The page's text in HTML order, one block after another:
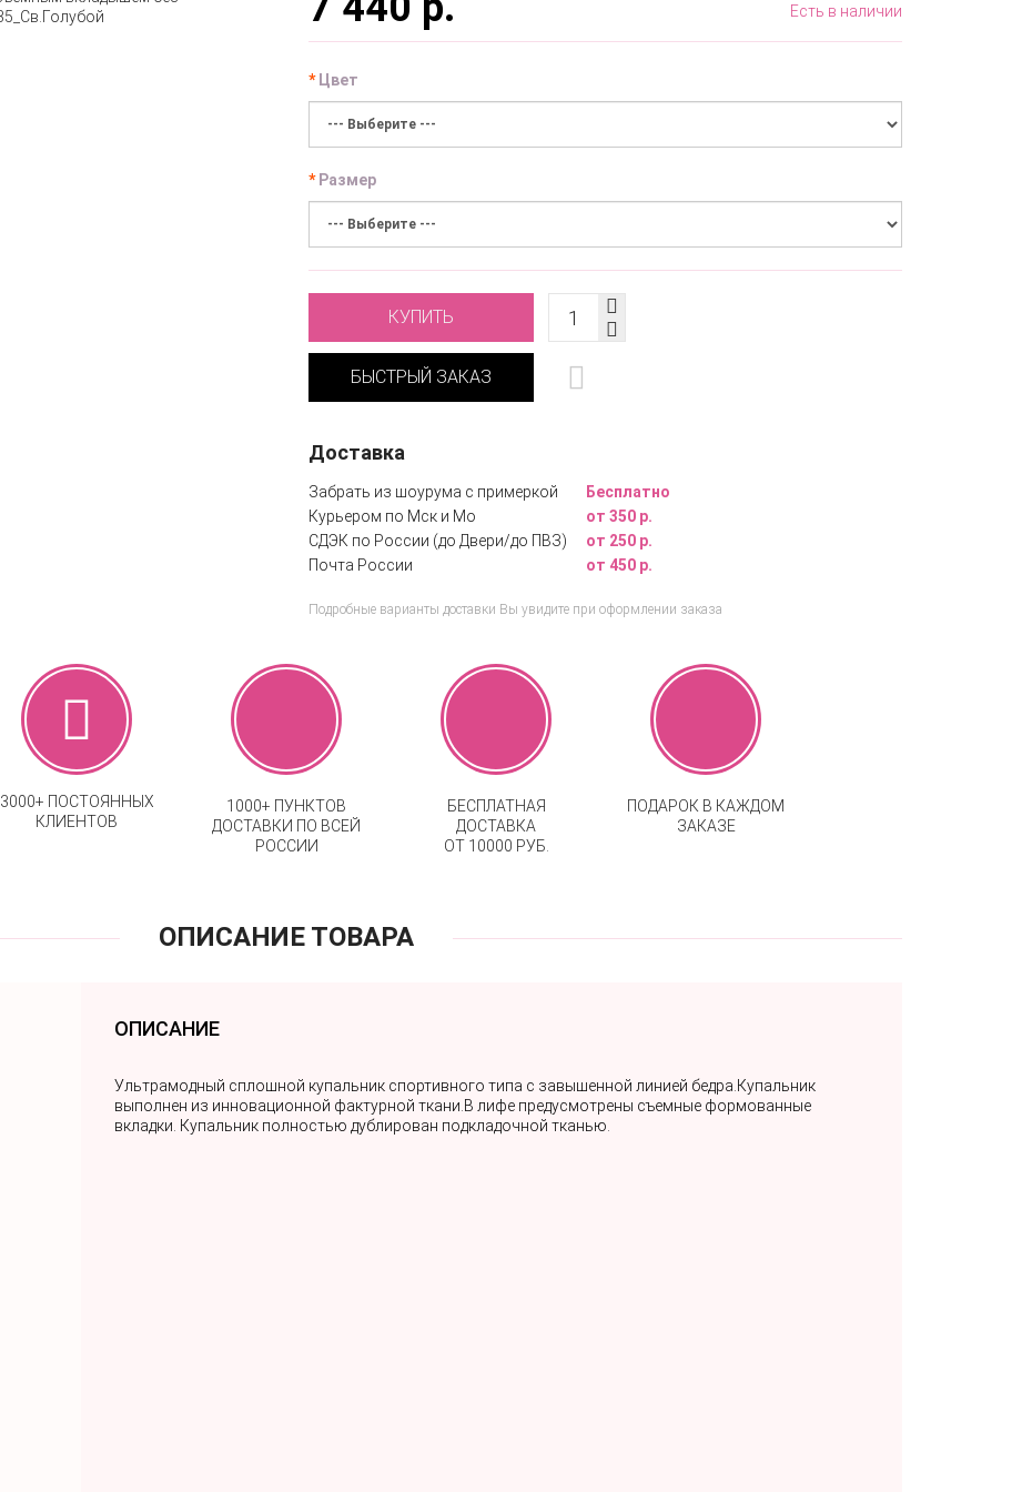
Есть в наличии
Цвет
Размер
КУПИТЬ
БЫСТРЫЙ ЗАКАЗ
Доставка
Забрать из шоурума с примеркой
Бесплатно
Курьером по Мск и Мо
от 350 р.
СДЭК по России (до Двери/до ПВЗ)
от 250 р.
Почта России
от 450 р.
Подробные варианты доставки Вы увидите при оформлении заказа
3000+ ПОСТОЯННЫХ
КЛИЕНТОВ
1000+ ПУНКТОВ
ДОСТАВКИ ПО ВСЕЙ
РОССИИ
БЕСПЛАТНАЯ
ДОСТАВКА
ОТ 10000 РУБ.
ПОДАРОК В КАЖДОМ
ЗАКАЗЕ
ОПИСАНИЕ ТОВАРА
ОПИСАНИЕ
Ультрамодный сплошной купальник спортивного типа с завышенной линией бедра.Купальник
выполнен из инновационной фактурной ткани.В лифе предусмотрены съемные формованные
вкладки. Купальник полностью дублирован подкладочной тканью.